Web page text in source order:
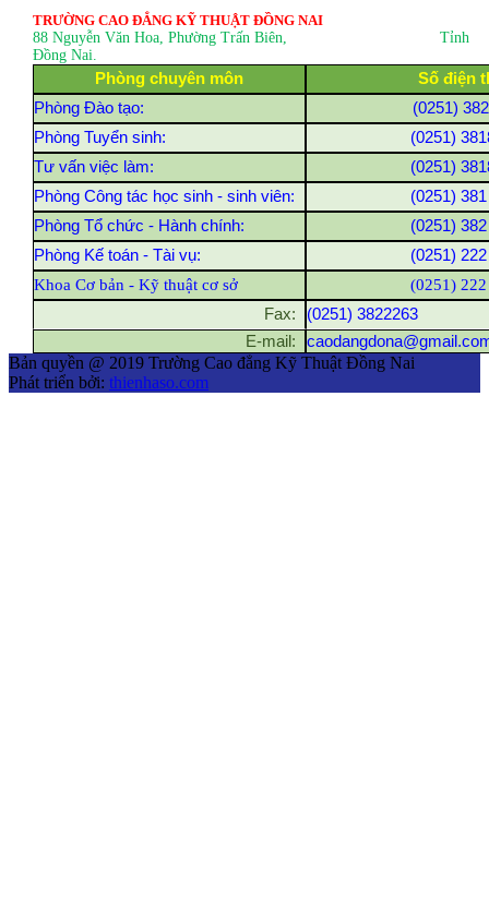
TRƯỜNG CAO ĐẲNG KỸ THUẬT ĐỒNG NAI
88 Nguyễn Văn Hoa, Phường Trấn Biên, Tỉnh
Đồng Nai.
Phòng chuyên môn
Số điện
Phòng Đào tạo:
(0251)
Phòng Tuyển sinh:
(0251)
Tư vấn việc làm:
(0251)
Phòng Công tác học sinh - sinh viên:
(0251)
Phòng Tổ chức - Hành chính:
(0251)
Phòng Kế toán - Tài vụ:
(0251)
Khoa Cơ bản - Kỹ thuật cơ sở
(0251)
Fax:
(0251) 3822263
E-mail:
Bản quyền @ 2019 Trường Cao đẳng Kỹ Thuật Đồng Nai
Phát triển bởi: thienhaso.com